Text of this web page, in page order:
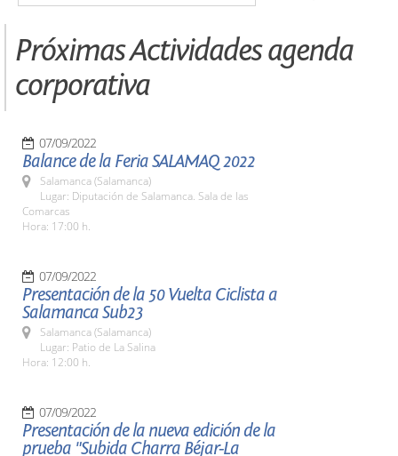
Próximas Actividades agenda
corporativa
07/09/2022
Balance de la Feria SALAMAQ 2022
Salamanca (Salamanca)
Lugar: Diputación de Salamanca. Sala de las
Comarcas
Hora: 17:00 h.
07/09/2022
Presentación de la 50 Vuelta Ciclista a
Salamanca Sub23
Salamanca (Salamanca)
Lugar: Patio de La Salina
Hora: 12:00 h.
07/09/2022
Presentación de la nueva edición de la
prueba "Subida Charra Béjar-La